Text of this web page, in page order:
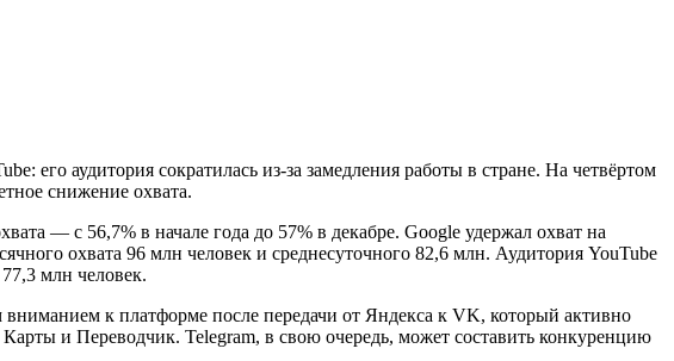
его аудитория сократилась из-за замедления работы в стране. На четвёртом
снижение охвата.
— с 56,7% в начале года до 57% в декабре. Google удержал охват на
охвата 96 млн человек и среднесуточного 82,6 млн. Аудитория YouTube
млн человек.
к платформе после передачи от Яндекса к VK, который активно
и Переводчик. Telegram, в свою очередь, может составить конкуренцию